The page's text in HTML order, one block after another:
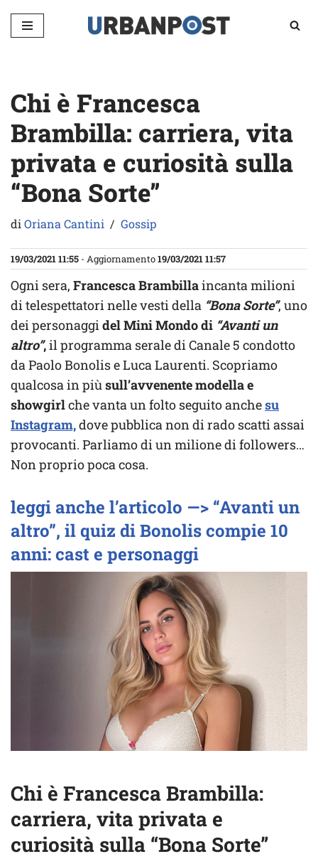
Vai
Chi è Francesca
Brambilla: carriera, vita
privata e curiosità sulla
“Bona Sorte”
diOriana Cantini Gossip
19/03/2021 11:55 - Aggiornamento19/03/2021 11:57
Ogni sera, Francesca Brambillaincanta milioni
di telespettatori nelle vesti della “Bona Sorte”, uno
dei personaggidel Mini Mondo di “Avanti un
altro”,il programma serale di Canale 5 condotto
da Paolo Bonolis e Luca Laurenti. Scopriamo
qualcosa in piùsull’avvenente modella e
showgirlche vanta un folto seguito anchesu
Instagram,dove pubblica non di rado scatti assai
provocanti. Parliamo di un milione di followers…
Non proprio poca cosa.
leggi anche l’articolo —> “Avanti un
altro”, il quiz di Bonolis compie 10
anni: cast e personaggi
Chi è Francesca Brambilla:
carriera, vita privata e
curiosità sulla “Bona Sorte”